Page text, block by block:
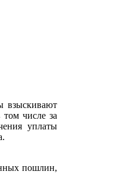
взыскивают
числе за
уплаты
пошлин,